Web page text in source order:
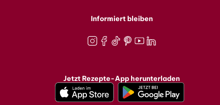
Informiert bleiben
Jetzt Rezepte-App herunterladen